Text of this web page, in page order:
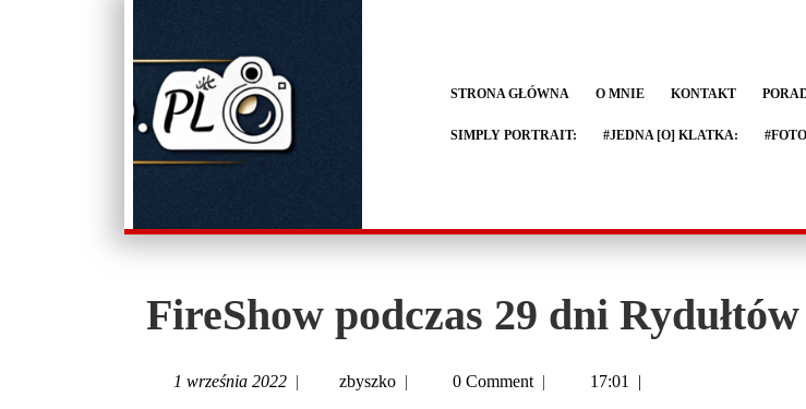
STRONA GŁÓWNA O MNIE KONTAKT
SIMPLY PORTRAIT: #JEDNA [O] KLATKA:
FireShow podczas 29 dni
1 września 2022 | zbyszko | 0 Comment | 17:01 |